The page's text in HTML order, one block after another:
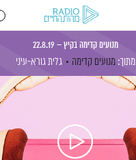
מנועים קדימה בקיץ – 22.8.19
מתוך: מנועים קדימה גלית גורא-עיני